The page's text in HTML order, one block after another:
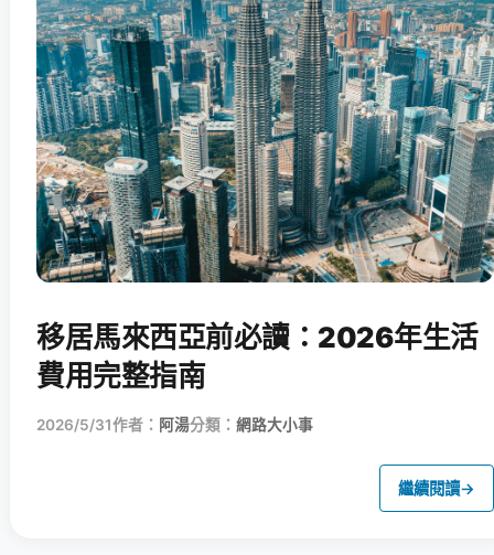
移居馬來西亞前必讀：2026年生活
費用完整指南
2026/5/31作者： 阿湯分類： 網路大小事
繼續閱讀→